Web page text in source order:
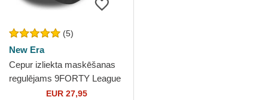
(5)
New Era
Cepur izliekta maskēšanas
regulējams 9FORTY League
Essential no New York
EUR 27,95